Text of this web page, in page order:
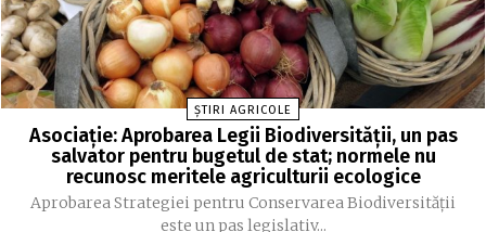
ȘTIRI AGRICOLE
Asociație: Aprobarea Legii Biodiversității, un pas
salvator pentru bugetul de stat; normele nu
recunosc meritele agriculturii ecologice
Aprobarea Strategiei pentru Conservarea Biodiversității
este un pas legislativ...